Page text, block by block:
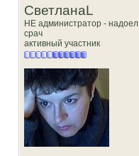
СветланаL
НЕ администратор - надоел
срач
активный участник